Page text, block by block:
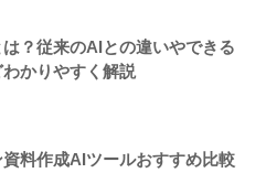
？従来のAIとの違いやできる
かりやすく解説
資料作成AIツールおすすめ比較